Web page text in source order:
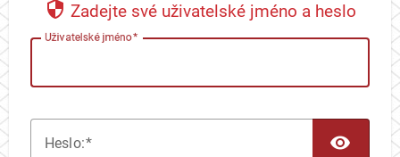
Zadejte své uživatelské jméno a heslo
Uživatelské jméno
Heslo: